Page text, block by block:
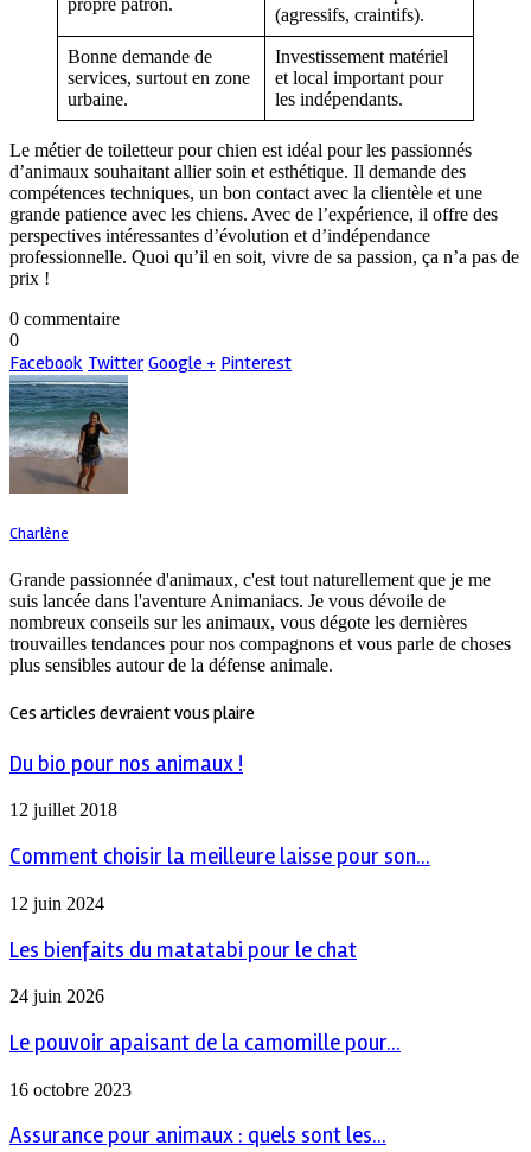
(agressifs, craintifs).
Bonne demande de
services, surtout en zone
urbaine.
Investissement matériel
et local important pour
les indépendants.
Le métier de toiletteur pour chien est idéal pour les passionnés
d’animaux souhaitant allier soin et esthétique. Il demande des
compétences techniques, un bon contact avec la clientèle et une
grande patience avec les chiens. Avec de l’expérience, il offre des
perspectives intéressantes d’évolution et d’indépendance
professionnelle. Quoi qu’il en soit, vivre de sa passion, ça n’a pas de
prix !
0 commentaire
0
Facebook Twitter Google + Pinterest
Charlène
Grande passionnée d'animaux, c'est tout naturellement que je me
suis lancée dans l'aventure Animaniacs. Je vous dévoile de
nombreux conseils sur les animaux, vous dégote les dernières
trouvailles tendances pour nos compagnons et vous parle de choses
plus sensibles autour de la défense animale.
Ces articles devraient vous plaire
Du bio pour nos animaux !
12 juillet 2018
Comment choisir la meilleure laisse pour son...
12 juin 2024
Les bienfaits du matatabi pour le chat
24 juin 2026
Le pouvoir apaisant de la camomille pour...
16 octobre 2023
Assurance pour animaux : quels sont les...